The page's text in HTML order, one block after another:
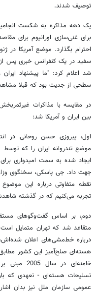
توصیف شدند.
یک دهه مذاکره به شکست
برای غنی‌سازی اورانیوم برای
احترام بگذارد. موضع آمریکا در
سفید در یک کنفرانس خبری پس از
شد اعلام کرد: "ما پیشنهاد ایران
سطحی از جدیت بود که قبلا
در مقایسه با مذاکرات
بین ایران و آمریکا شد:
موضع تندروانه ایران را که
ایجاد شده به سمت امیدواری برای
جهت داد. جی پاسکی، سخنگوی
نقطه متفاوتی درباره این
تجربه می‌کنیم که در گذشته
دوم، بر اساس گفت‌وگوهای
متقاعد شد که تهران متمایل است
درباره خط‌مشی‌های اعلان شده‌اش،
هسته‌ای صلح‌آمیز این کشور
خامنه‌ای در
عمومی سازمان ملل نیز بدان